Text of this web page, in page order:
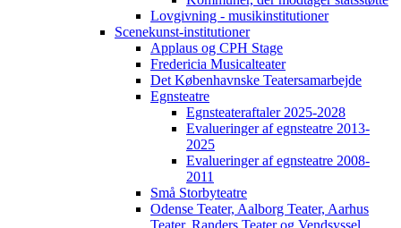
Lovgivning - musikinstitutioner
Scenekunst-institutioner
Applaus og CPH Stage
Fredericia Musicalteater
Det Københavnske Teatersamarbejde
Egnsteatre
Egnsteateraftaler 2025-2028
Evalueringer af egnsteatre 2013-
2025
Evalueringer af egnsteatre 2008-
2011
Små Storbyteatre
Odense Teater, Aalborg Teater, Aarhus
Teater, Randers Teater og Vendsyssel